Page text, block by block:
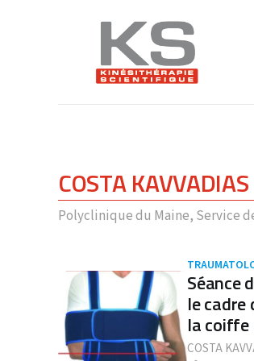
COSTA KAVVADIAS
Polyclinique du Maine, Service
Séance
le cadre
la
COSTA